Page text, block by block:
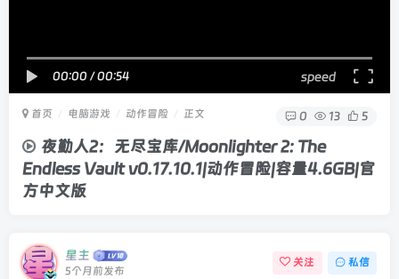
00:00 /00:54 speed
首页 电脑游戏 动作冒险 正文 0 13 5
夜勤人2：无尽宝库/Moonlighter 2: The
Endless Vault v0.17.10.1|动作冒险|容量4.6GB|官
方中文版
星主
5个月前发布
关注 私信